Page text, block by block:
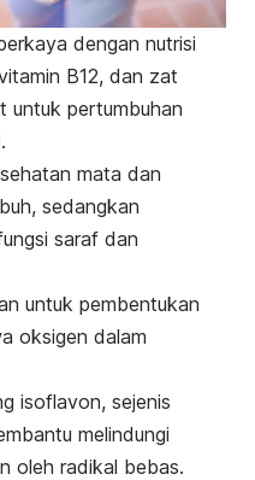
dengan nutrisi
B12, dan zat
untuk pertumbuhan
.
mata dan
sedangkan
saraf dan
untuk pembentukan
oksigen dalam
isoflavon, sejenis
melindungi
oleh radikal bebas.